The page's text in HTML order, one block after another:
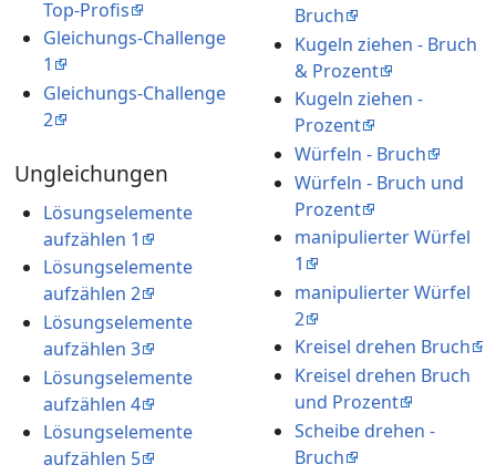
Top-Profis
Gleichungs-Challenge
1
Gleichungs-Challenge
2
Ungleichungen
Lösungselemente
aufzählen 1
Lösungselemente
aufzählen 2
Lösungselemente
aufzählen 3
Lösungselemente
aufzählen 4
Lösungselemente
aufzählen 5
Bruch
Kugeln ziehen - Bruch
& Prozent
Kugeln ziehen -
Prozent
Würfeln - Bruch
Würfeln - Bruch und
Prozent
manipulierter Würfel
1
manipulierter Würfel
2
Kreisel drehen Bruch
Kreisel drehen Bruch
und Prozent
Scheibe drehen -
Bruch